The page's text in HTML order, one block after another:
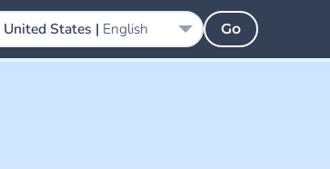
United States | English Go